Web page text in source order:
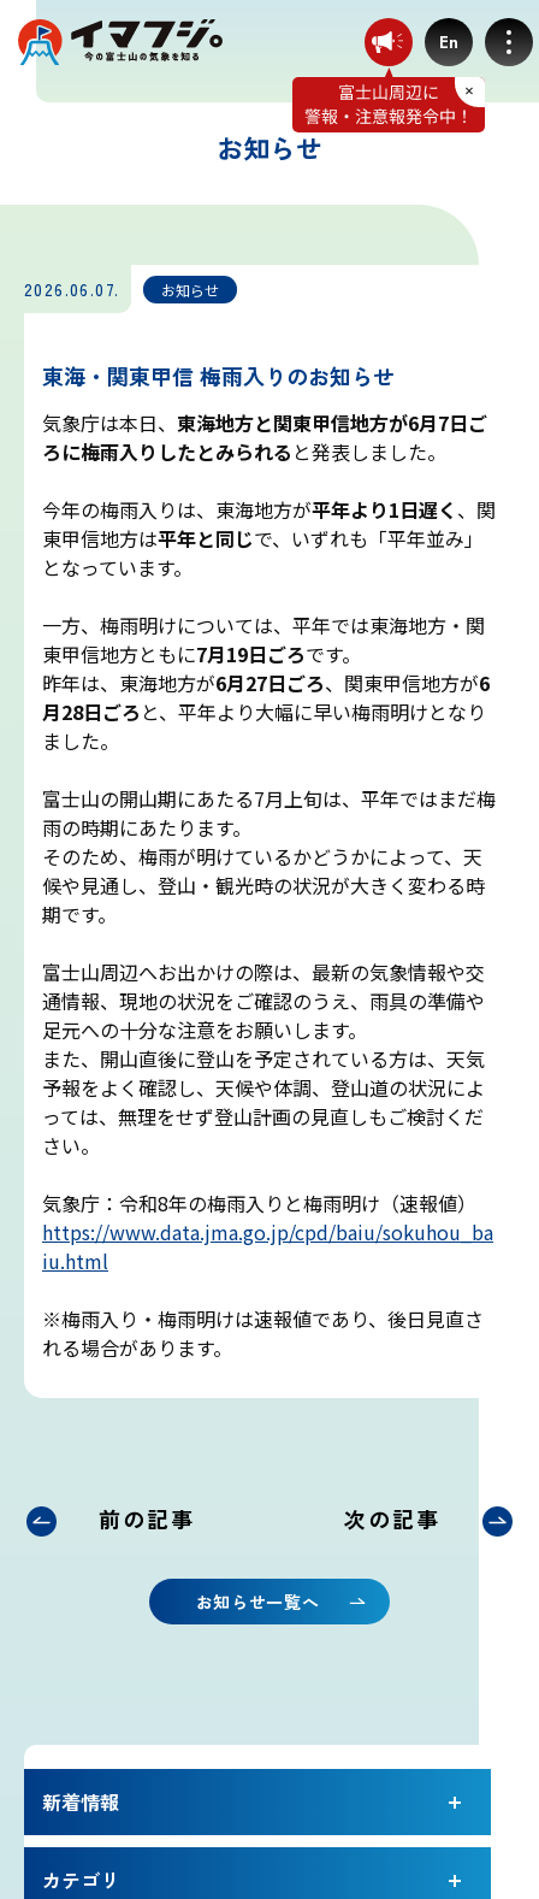
En
登山ルート別気象
富士宮ルート
御殿場ルート
吉田ルート
富士山まめ知識
観天望気(かんてんぼうき)
富士山の気象の特徴
富士登山ルールとマナー
イマフジプロジェクト
雷プロジェクト
気象測器設置プロジェクト
お知らせ
プライバシーポリシー
気象庁 関連リンク
運営会社
お知らせ
2026.06.07. お知らせ
東海・関東甲信 梅雨入りのお知らせ
気象庁は本日、 東海地方と関東甲信地方が6月7日ご
ろに梅雨入りしたとみられる と発表しました。
今年の梅雨入りは、東海地方が平年より1日遅く 、関
東甲信地方は平年と同じで、いずれも「平年並み」
となっています。
一方、梅雨明けについては、平年では東海地方・関
東甲信地方ともに7月19日ごろです。
昨年は、東海地方が6月27日ごろ、関東甲信地方が6
月28日ごろ と、平年より大幅に早い梅雨明けとなり
ました。
富士山の開山期にあたる7月上旬は、平年ではまだ梅
雨の時期にあたります。
そのため、梅雨が明けているかどうかによって、天
候や見通し、登山・観光時の状況が大きく変わる時
期です。
富士山周辺へお出かけの際は、最新の気象情報や交
通情報、現地の状況をご確認のうえ、雨具の準備や
足元への十分な注意をお願いします。
また、開山直後に登山を予定されている方は、天気
予報をよく確認し、天候や体調、登山道の状況によ
っては、無理をせず登山計画の見直しもご検討くだ
さい。
気象庁：令和8年の梅雨入りと梅雨明け（速報値）
https://www.data.jma.go.jp/cpd/baiu/sokuhou_ba
iu.html
※梅雨入り・梅雨明けは速報値であり、後日見直さ
れる場合があります。
前の記事
お知らせ一覧へ
次の記事
新着情報
カテゴリ